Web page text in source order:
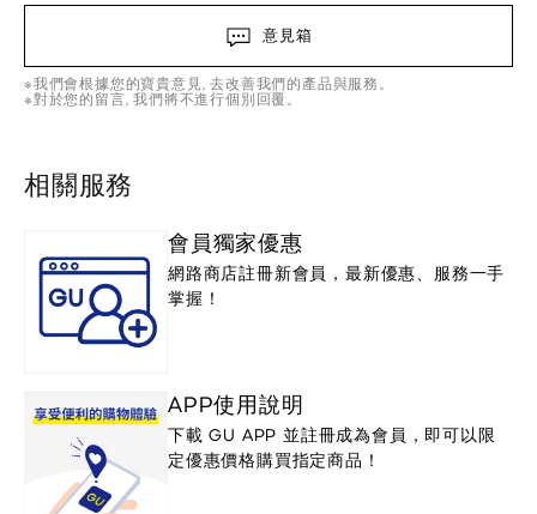
意見箱
※我們會根據您的寶貴意見, 去改善我們的產品與服務。
※對於您的留言, 我們將不進行個別回覆。
相關服務
會員獨家優惠
網路商店註冊新會員，最新優惠、服務一手
掌握！
APP使用說明
下載 GU APP 並註冊成為會員，即可以限
定優惠價格購買指定商品！